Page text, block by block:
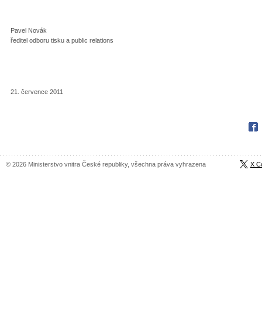
Pavel Novák
ředitel odboru tisku a public relations
21. července 2011
© 2026 Ministerstvo vnitra České republiky, všechna práva vyhrazena X